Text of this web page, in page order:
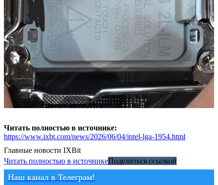
Читать полностью в источнике:
https://www.ixbt.com/news/2026/06/04/intel-lga-1954.html
Главные новости IXBit
Читать полностью в источникеПоделиться ссылкой
Наш канал в Телеграм!